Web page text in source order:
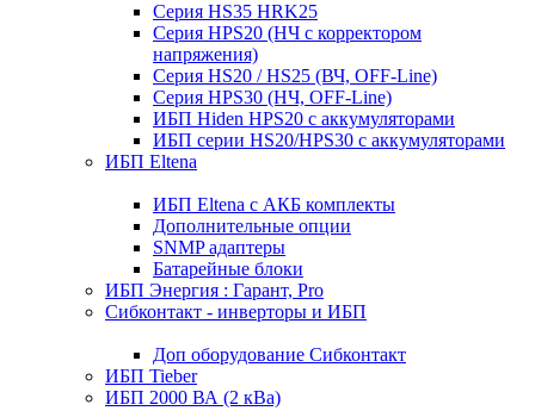
Серия HS35 HRK25
Серия HPS20 (НЧ с корректором
напряжения)
Серия HS20 / HS25 (ВЧ, OFF-Line)
Серия HPS30 (НЧ, OFF-Line)
ИБП Hiden HPS20 с аккумуляторами
ИБП серии HS20/HPS30 с аккумуляторами
ИБП Eltena
ИБП Eltena с АКБ комплекты
Дополнительные опции
SNMP адаптеры
Батарейные блоки
ИБП Энергия : Гарант, Pro
Сибконтакт - инверторы и ИБП
Доп оборудование Сибконтакт
ИБП Tieber
ИБП 2000 ВА (2 кВа)